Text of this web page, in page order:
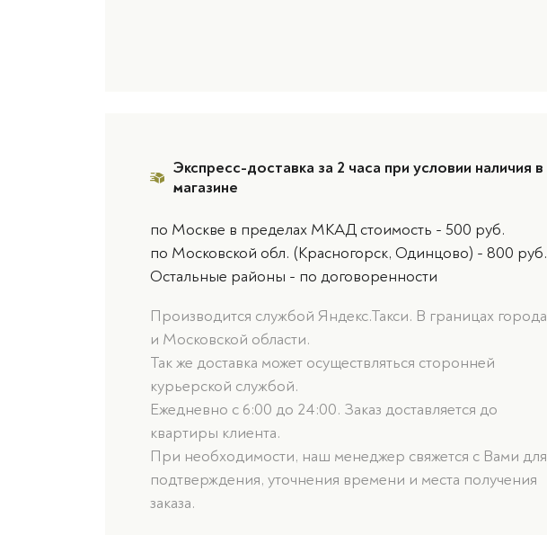
Экспресс-доставка за 2 часа при условии наличия в
магазине
по Москве в пределах МКАД стоимость - 500 руб.
по Московской обл. (Красногорск, Одинцово) - 800 руб.
Остальные районы - по договоренности
Производится службой Яндекс.Такси. В границах города
и Московской области.
Так же доставка может осуществляться сторонней
курьерской службой.
Ежедневно с 6:00 до 24:00. Заказ доставляется до
квартиры клиента.
При необходимости, наш менеджер свяжется с Вами для
подтверждения, уточнения времени и места получения
заказа.